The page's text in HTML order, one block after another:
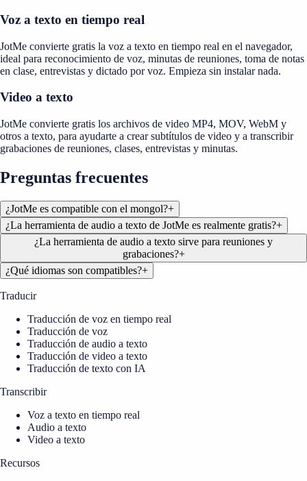
Voz a texto en tiempo real
JotMe convierte gratis la voz a texto en tiempo real en el navegador,
ideal para reconocimiento de voz, minutas de reuniones, toma de notas
en clase, entrevistas y dictado por voz. Empieza sin instalar nada.
Video a texto
JotMe convierte gratis los archivos de video MP4, MOV, WebM y
otros a texto, para ayudarte a crear subtítulos de video y a transcribir
grabaciones de reuniones, clases, entrevistas y minutas.
Preguntas frecuentes
¿JotMe es compatible con el mongol?+
¿La herramienta de audio a texto de JotMe es realmente gratis?+
¿La herramienta de audio a texto sirve para reuniones y
grabaciones?+
¿Qué idiomas son compatibles?+
Traducir
Traducción de voz en tiempo real
Traducción de voz
Traducción de audio a texto
Traducción de video a texto
Traducción de texto con IA
Transcribir
Voz a texto en tiempo real
Audio a texto
Video a texto
Recursos